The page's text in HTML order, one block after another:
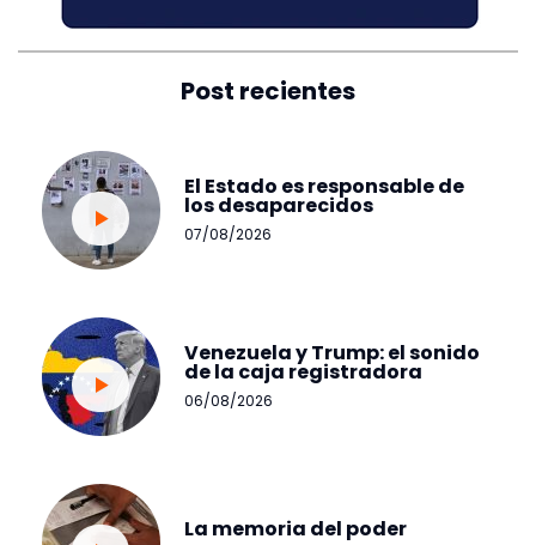
Post recientes
El Estado es responsable de
los desaparecidos
07/08/2026
Venezuela y Trump: el sonido
de la caja registradora
06/08/2026
La memoria del poder